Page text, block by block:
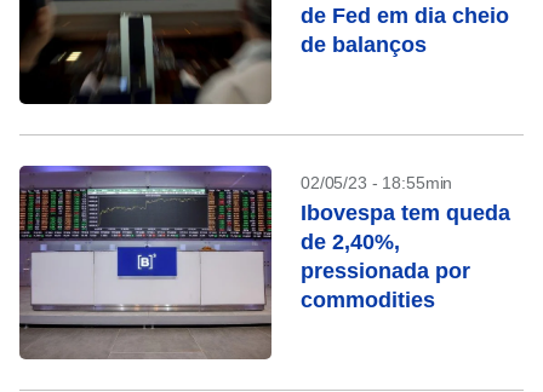
de Fed em dia cheio
de balanços
02/05/23 - 18:55min
Ibovespa tem queda
de 2,40%,
pressionada por
commodities